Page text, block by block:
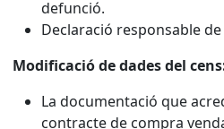
defunció.
Declaració responsable
Modificació de dades del
La documentació que
contracte de compra